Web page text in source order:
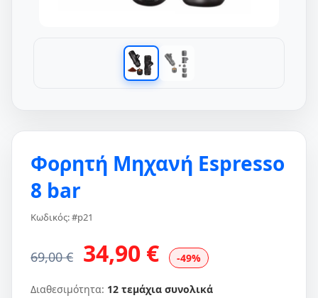
Φορητή Μηχανή Espresso
8 bar
Κωδικός: #p21
69,00 € 34,90 € -49%
Διαθεσιμότητα: 12 τεμάχια συνολικά